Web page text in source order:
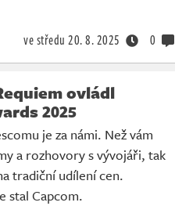
ve středu 20. 8. 2025 0
ovládl
2025
je za námi. Než vám
a rozhovory s vývojáři, tak
tradiční udílení cen.
stal Capcom.